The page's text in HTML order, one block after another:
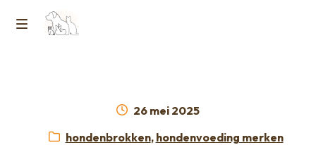
Ga
Ga
Horcon Webshop – GDPR / Voorwaarden /
Geplaatst
26 mei 2025
Categorieën:
hondenbrokken, hondenvoeding merken